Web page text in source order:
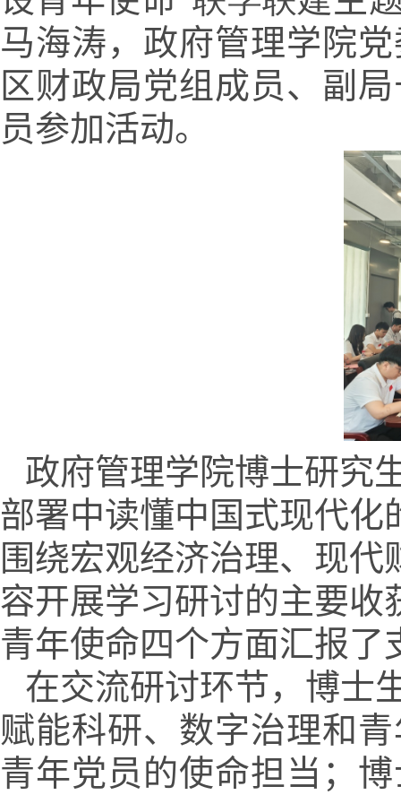
马海涛，政府管理学院
区财政局党组成员、副
员参加活动。
政府管理学院博士研究
部署中读懂中国式现代化
围绕宏观经济治理、现
容开展学习研讨的主要收
青年使命四个方面汇报了
在交流研讨环节，博士
赋能科研、数字治理和
青年党员的使命担当；